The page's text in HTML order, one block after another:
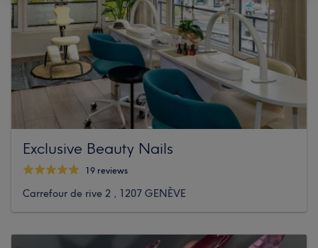
Exclusive Beauty Nails
19 reviews
Carrefour de rive 2 , 1207 GENÈVE